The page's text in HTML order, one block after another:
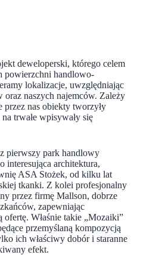
deweloperski, którego celem
powierzchni handlowo-
lokalizacje, uwzględniając
oraz naszych najemców. Zależy
przez nas obiekty tworzyły
trwałe wpisywały się
pierwszy park handlowy
interesująca architektura,
ASA Stożek, od kilku lat
tkanki. Z kolei profesjonalny
przez firmę Mallson, dobrze
zapewniając
Właśnie takie „Mozaiki”
przemyślaną kompozycją
ich właściwy dobór i staranne
efekt.